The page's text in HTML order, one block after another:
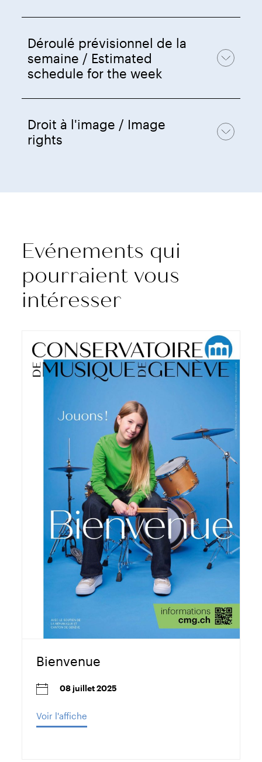
Déroulé prévisionnel de la
semaine / Estimated
schedule for the week
Droit à l'image / Image
rights
Evénements qui
pourraient vous
intéresser
Bienvenue
08 juillet 2025
Voir l'affiche